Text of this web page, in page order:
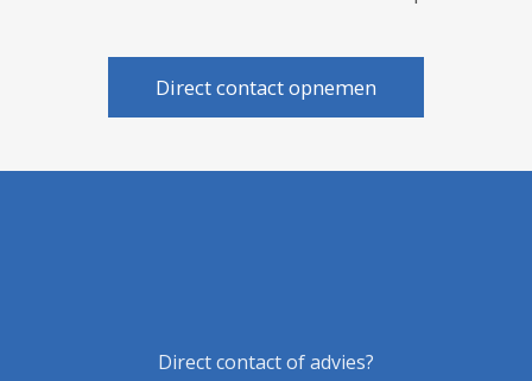
Direct contact opnemen
Direct contact of advies?